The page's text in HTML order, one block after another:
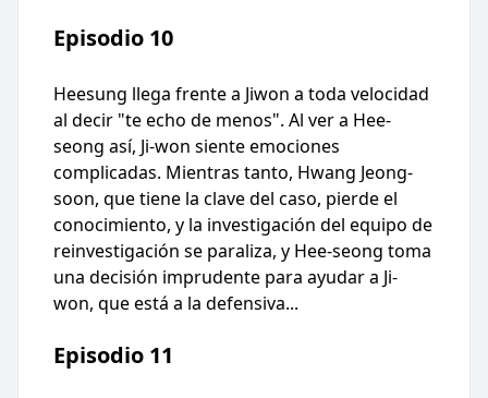
Episodio 10
Heesung llega frente a Jiwon a toda velocidad
al decir "te echo de menos". Al ver a Hee-
seong así, Ji-won siente emociones
complicadas. Mientras tanto, Hwang Jeong-
soon, que tiene la clave del caso, pierde el
conocimiento, y la investigación del equipo de
reinvestigación se paraliza, y Hee-seong toma
una decisión imprudente para ayudar a Ji-
won, que está a la defensiva...
Episodio 11